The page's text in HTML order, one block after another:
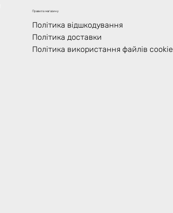
Правила магазину
Політика відшкодування
Політика доставки
Політика використання файлів cookie